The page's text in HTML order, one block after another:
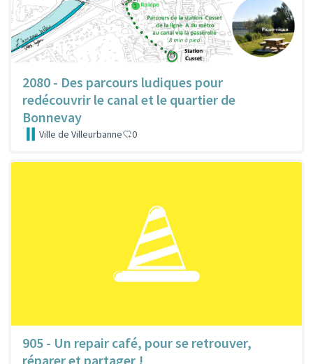
2080 - Des parcours ludiques pour
redécouvrir le canal et le quartier de
Bonnevay
Ville de Villeurbanne 0
905 - Un repair café, pour se retrouver,
réparer et partager !